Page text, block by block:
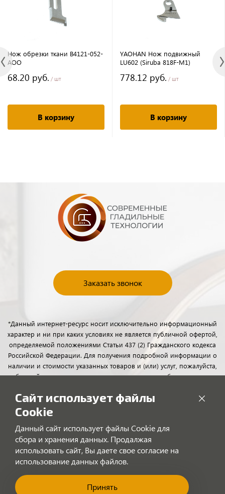
Нож обрезки ткани B4121-052-
AOO
68.20 руб. / шт
В корзину
YAOHAN Нож подвижный
LU602 (Siruba 818F-M1)
778.12 руб. / шт
В корзину
Заказать звонок
*Данный интернет-ресурс носит исключительно информационный
характер и ни при каких условиях не является публичной офертой,
определяемой положениями Статьи 437 (2) Гражданского кодекса
Российской Федерации. Для получения подробной информации о
наличии и стоимости указанных товаров и (или) услуг, пожалуйста,
обращайтесь к менеджерам отдела клиентского обслуживания с
"Позвоните нам!"
Сайт использует файлы
Cookie
Данный сайт использует файлы Cookie для
сбора и хранения данных. Продалжая
использовать сайт, Вы даете свое согласие на
использование данных файлов.
Принять